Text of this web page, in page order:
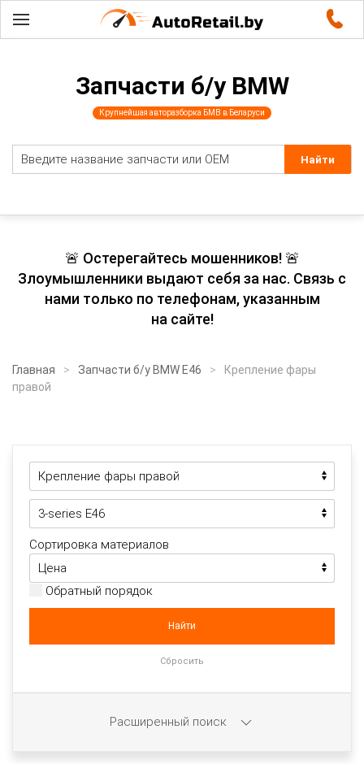
Запчасти б/у BMW
Крупнейшая авторазборка БМВ в Беларуси
🚨 Остерегайтесь мошенников! 🚨
Злоумышленники выдают себя за нас. Связь с
нами только по телефонам, указанным
на сайте!
Главная Запчасти б/у BMW E46
Крепление фары
правой
Сортировка материалов
Обратный порядок
Расширенный поиск